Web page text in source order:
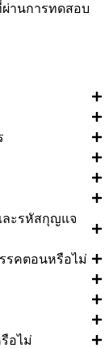
านการทดสอบ
ละรหัสกุญแจ
รคตอนหรือไม่
อไม่